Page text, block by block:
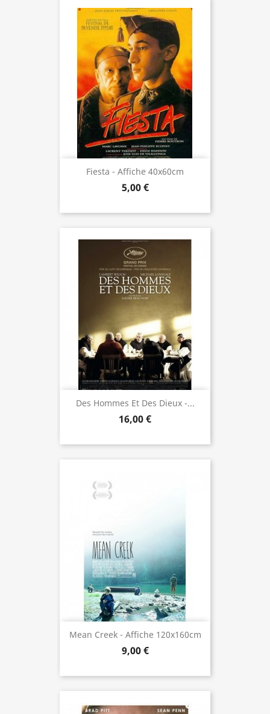
Fiesta - Affiche 40x60cm
5,00 €
Des Hommes Et Des Dieux -...
16,00 €
Mean Creek - Affiche 120x160cm
9,00 €